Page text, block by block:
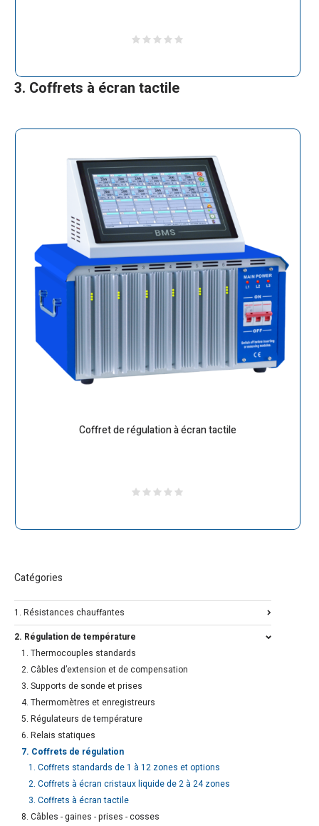
3. Coffrets à écran tactile
Coffret de régulation à écran tactile
Catégories
1. Résistances chauffantes
2. Régulation de température
1. Thermocouples standards
2. Câbles d’extension et de compensation
3. Supports de sonde et prises
4. Thermomètres et enregistreurs
5. Régulateurs de température
6. Relais statiques
7. Coffrets de régulation
1. Coffrets standards de 1 à 12 zones et options
2. Coffrets à écran cristaux liquide de 2 à 24 zones
3. Coffrets à écran tactile
8. Câbles - gaines - prises - cosses